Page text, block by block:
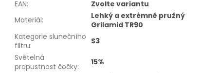
EAN:
Zvolte variantu
Materiál:
Lehký a extrémně pružný
Grilamid TR90
Kategorie slunečního
filtru:
S3
Světelná
propustnost čočky: 15%